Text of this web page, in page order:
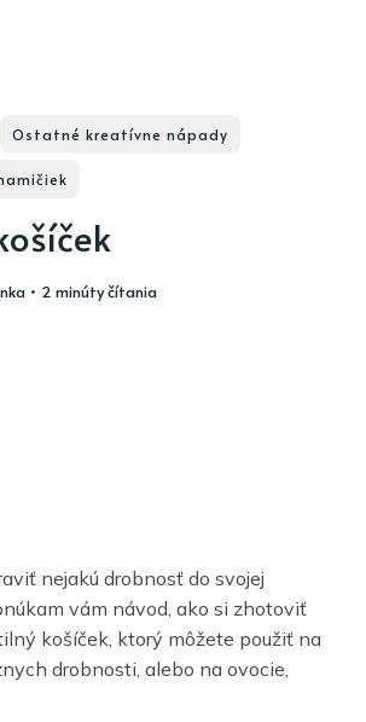
Ostatné kreatívne nápady
• 2 minúty čítania
nejakú drobnosť do svojej
vám návod, ako si zhotoviť
košíček, ktorý môžete použiť na
drobnosti, alebo na ovocie,